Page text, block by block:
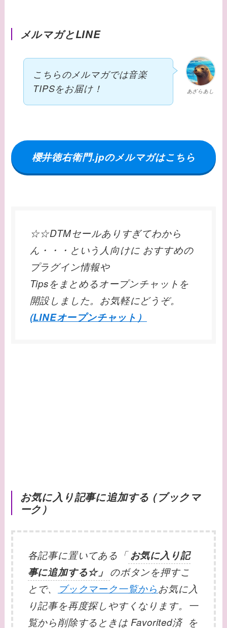
メルマガとLINE
あざらあし
こちらのメルマガでは音楽
TIPSをお届け！
櫻井徳右衛門.jpのメルマガはこちら
☆☆DTMセールありすぎてわから
ん・・・という人向けに おすすめの
プラグイン情報や
Tipsをまとめるオープンチャットを
開設しました。お気軽にどうぞ。
(LINEオープンチャット）
お気に入り記事に追加する (ブックマ
ーク）
各記事に置いてある「 お気に入り記
事に追加する☆」 のボタンを押すこ
とで、
ブックマーク一覧からお気に入
り記事を再度探しやすくなります。一
覧から削除するときは Favorited済 を